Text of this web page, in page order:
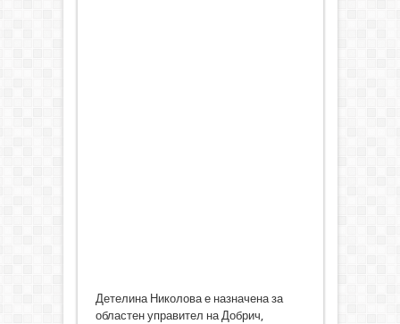
Детелина Николова е назначена за
областен управител на Добрич,